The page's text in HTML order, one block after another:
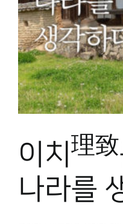
원문보기 PDF
박물관 홈페이지
이치 理致
나라를